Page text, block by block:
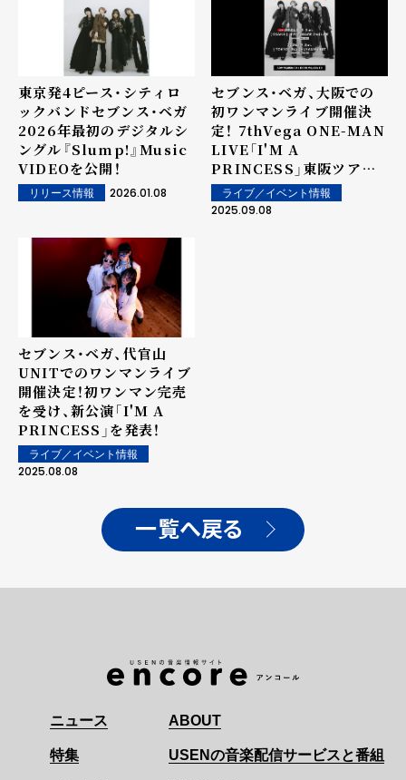
東京発4ピース・シティロ
ックバンドセブンス・ベガ
2026年最初のデジタルシ
ングル『Slump!』Music
VIDEOを公開！
リリース情報 2026.01.08
セブンス・ベガ、大阪での
初ワンマンライブ開催決
定！ 7thVega ONE-MAN
LIVE「I'M A
PRINCESS」東阪ツアー
1st Full
Album『PRINCESS』詳
ライブ／イベント情報
2025.09.08
セブンス・ベガ、代官山
UNITでのワンマンライブ
開催決定！初ワンマン完売
を受け、新公演「I'M A
PRINCESS」を発表！
ライブ／イベント情報
2025.08.08
一覧へ戻る
ニュース
特集
ABOUT
USENの音楽配信サービスと番組